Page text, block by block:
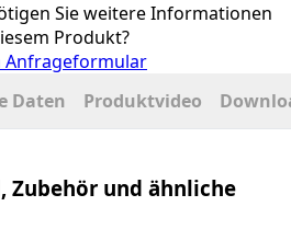
Sie weitere Informationen
Produkt?
Anfrageformular
Daten Produktvideo
Zubehör und ähnliche